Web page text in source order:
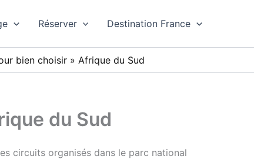
Réserver Destination France
bien choisir » Afrique du Sud
du Sud
circuits organisés dans le parc national